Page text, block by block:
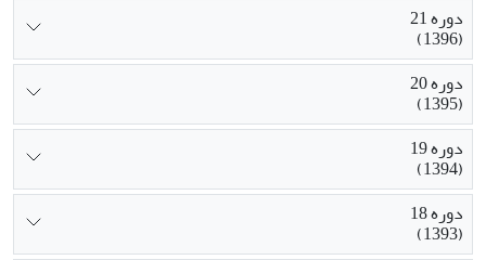
دوره 21
(1396)
دوره 20
(1395)
دوره 19
(1394)
دوره 18
(1393)